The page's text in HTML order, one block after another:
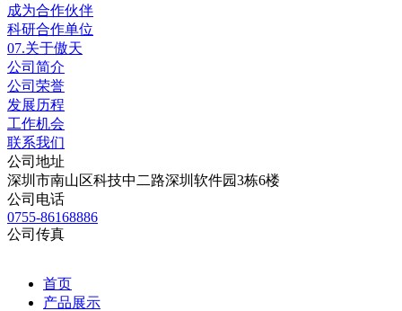
成为合作伙伴
科研合作单位
07.关于傲天
公司简介
公司荣誉
发展历程
工作机会
联系我们
公司地址
深圳市南山区科技中二路深圳软件园3栋6楼
公司电话
0755-86168886
公司传真
首页
产品展示